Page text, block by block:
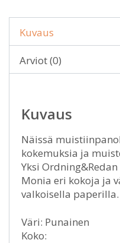
Kuvaus
Arviot (0)
Kuvaus
Näissä
kokemuksia ja
Yksi
Monia eri kokoja ja
valkoisella
Väri: Punainen
Koko: